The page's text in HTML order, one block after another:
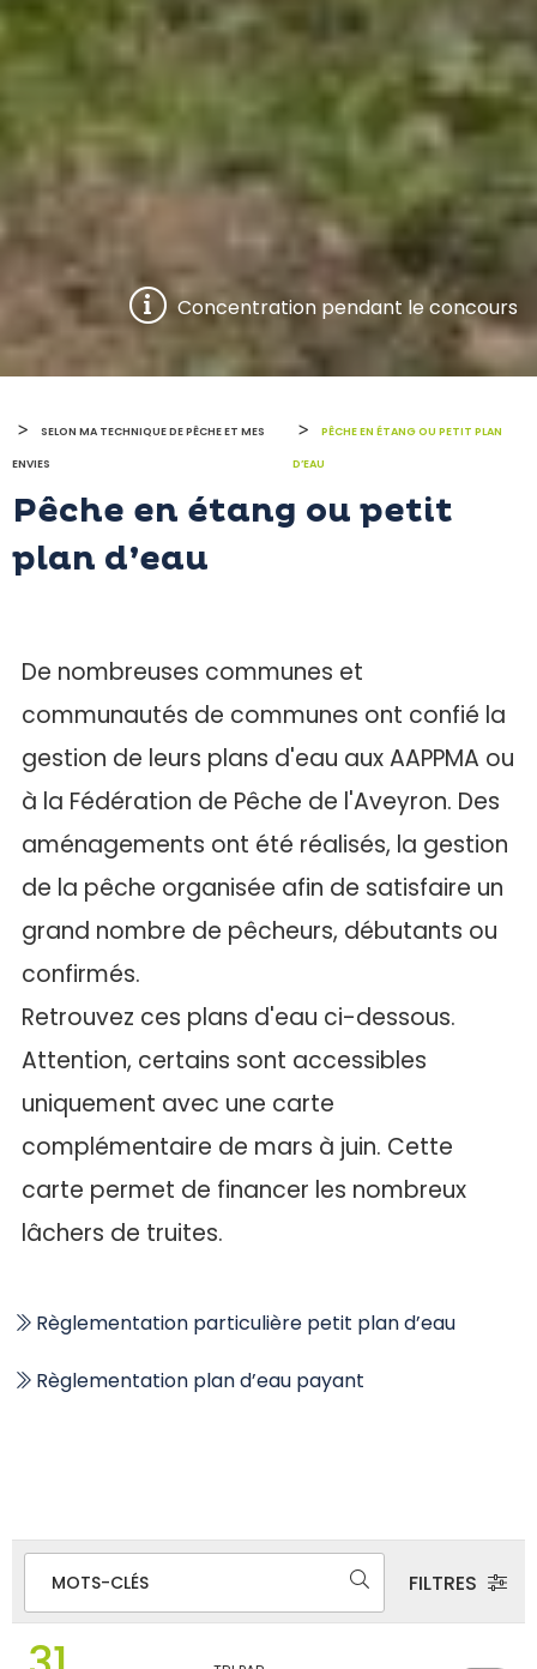
Concentration pendant le concours
> SELON MA TECHNIQUE DE PÊCHE ET MES
ENVIES
> PÊCHE EN ÉTANG OU PETIT PLAN
D’EAU
Pêche en étang ou petit
plan d’eau
De nombreuses communes et
communautés de communes ont confié la
gestion de leurs plans d'eau aux AAPPMA ou
à la Fédération de Pêche de l'Aveyron. Des
aménagements ont été réalisés, la gestion
de la pêche organisée afin de satisfaire un
grand nombre de pêcheurs, débutants ou
confirmés.
Retrouvez ces plans d'eau ci-dessous.
Attention, certains sont accessibles
uniquement avec une carte
complémentaire de mars à juin. Cette
carte permet de financer les nombreux
lâchers de truites.
Règlementation particulière petit plan d’eau
Règlementation plan d’eau payant
MOTS-CLÉS FILTRES